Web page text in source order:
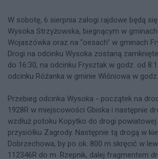
W sobotę, 6 sierpnia załogi rajdowe będą
Wysoka Strzyżowska, biegnącym w
Wojaszówka oraz na "oesach" w gminach
Drogi na odcinku Wysoka zostaną
do 16:30, na odcinku Frysztak w godz. od
odcinku Różanka w gminie Wiśniowa w
Przebieg odcinka Wysoka - początek na
1928R w miejscowości Gbiska i następnie
wzdłuż potoku Kopytko do drogi powiatowej
przysiółku Zagrody. Następnie tą drogą w
Dobrzechowa, by po ok. 800 m skręcić w
112346R do m. Rzepnik, dalej fragmentem